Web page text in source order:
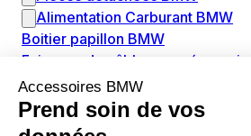
Alimentation Carburant BMW
Boitier papillon BMW
Faisceau de câble pour réservoir
d'aspiration BMW
Injecteur BMW
Pompe à carburant BMW